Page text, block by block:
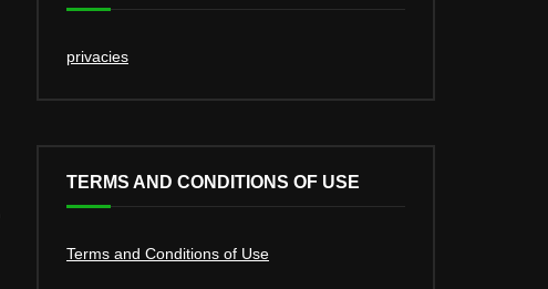
privacies
TERMS AND CONDITIONS OF USE
Terms and Conditions of Use